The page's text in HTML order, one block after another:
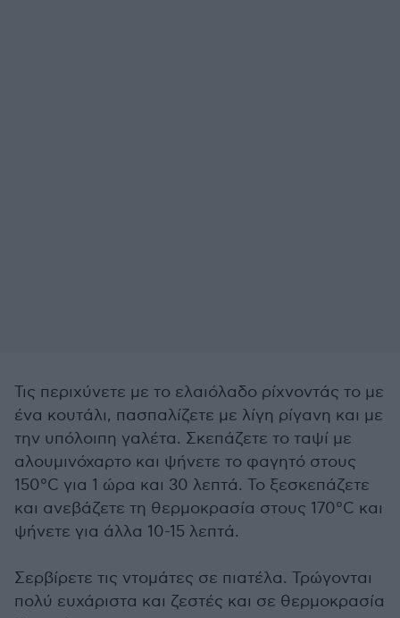
Τις περιχύνετε με το ελαιόλαδο ρίχνοντάς το με
ένα κουτάλι, πασπαλίζετε με λίγη ρίγανη και με
την υπόλοιπη γαλέτα. Σκεπάζετε το ταψί με
αλουμινόχαρτο και ψήνετε το φαγητό στους
150°C για 1 ώρα και 30 λεπτά. Το ξεσκεπάζετε
και ανεβάζετε τη θερμοκρασία στους 170°C και
ψήνετε για άλλα 10-15 λεπτά.
Σερβίρετε τις ντομάτες σε πιατέλα. Τρώγονται
πολύ ευχάριστα και ζεστές και σε θερμοκρασία